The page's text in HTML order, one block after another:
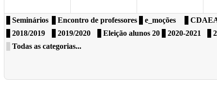
Seminários Encontro de professores e_moções
2018/2019
2019/2020 Eleição alunos 20 2020-2021
Todas as categorias...